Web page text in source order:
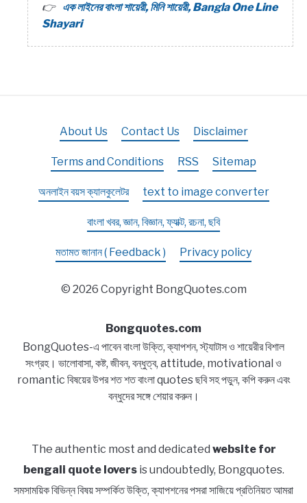
এক লাইনের বাংলা শায়েরী, মিনি শায়েরী, Bangla One Line
Shayari
About Us Contact Us Disclaimer
Terms and Conditions RSS Sitemap
অনলাইন বয়স ক্যালকুলেটর text to image converter
বাংলা খবর, জ্ঞান, বিজ্ঞান, ফ্যাক্ট, রচনা, ছবি
মতামত জানান ( Feedback ) Privacy policy
© 2026 Copyright BongQuotes.com
Bongquotes.com
BongQuotes-এ পাবেন বাংলা উক্তি, ক্যাপশন, স্ট্যাটাস ও শায়েরীর বিশাল
সংগ্রহ। ভালোবাসা, কষ্ট, জীবন, বন্ধুত্ব, attitude, motivational ও
romantic বিষয়ের উপর শত শত বাংলা quotes ছবি সহ পড়ুন, কপি করুন এবং
বন্ধুদের সঙ্গে শেয়ার করুন।
The authentic most and dedicated website for
bengali quote loversis undoubtedly, Bongquotes.
সমসাময়িক বিভিন্ন বিষয় সম্পর্কিত উক্তি, ক্যাপশনের পসরা সাজিয়ে প্রতিনিয়ত আমরা